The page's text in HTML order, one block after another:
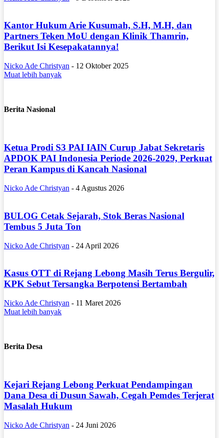
Kantor Hukum Arie Kusumah, S.H, M.H, dan
Partners Teken MoU dengan Klinik Thamrin,
Berikut Isi Kesepakatannya!
Nicko Ade Christyan - 12 Oktober 2025
Muat lebih banyak
Berita Nasional
Ketua Prodi S3 PAI IAIN Curup Jabat Sekretaris
APDOK PAI Indonesia Periode 2026-2029, Perkuat
Peran Kampus di Kancah Nasional
Nicko Ade Christyan - 4 Agustus 2026
BULOG Cetak Sejarah, Stok Beras Nasional
Tembus 5 Juta Ton
Nicko Ade Christyan - 24 April 2026
Kasus OTT di Rejang Lebong Masih Terus Bergulir,
KPK Sebut Tersangka Berpotensi Bertambah
Nicko Ade Christyan - 11 Maret 2026
Muat lebih banyak
Berita Desa
Kejari Rejang Lebong Perkuat Pendampingan
Dana Desa di Dusun Sawah, Cegah Pemdes Terjerat
Masalah Hukum
Nicko Ade Christyan - 24 Juni 2026